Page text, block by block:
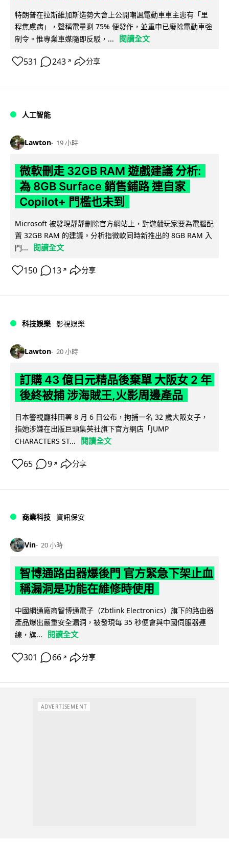
特朗普在拉斯維加斯造勢大會上公開嘲諷電動車車主患有「里
程焦慮病」，聲稱電量剩 75% 便發作，並重申已廢除電動車強
制令。惟專業車媒隨即反駁，...
閱讀全文
531 243 ↗ 分享
人工智能
Lawton 19 小時
微軟刪走 32GB RAM 遊戲建議 分析:
為 8GB Surface 銷售鋪路 連自家
Copilot+ 門檻也未到
Microsoft 被發現靜靜刪除官方網站上，對遊戲玩家要為電腦配
置 32GB RAM 的建議。分析指微軟同時新推出的 8GB RAM 入
門...
閱讀全文
150 13 ↗ 分享
科技娛樂 影視娛樂
Lawton 20 小時
訂購 43 億日元精品後棄單 大阪女 2 年
後終被捕 涉海賊王,火影周邊產品
日本警視廳神田署 8 月 6 日公布，拘捕一名 32 歲大阪女子，
指她涉嫌在出版巨頭集英社旗下官方網店「JUMP
CHARACTERS ST...
閱讀全文
65 9 ↗ 分享
商業科技 資訊保安
Vin 20 小時
智博通路由器爆後門 官方緊急下架止血
稱漏洞是功能在維修時使用
中國網通廠商智博通電子（Zbtlink Electronics）旗下的路由器
產品爆出嚴重安全漏洞，被發現每 35 秒便會與中國伺服器連
線，旗...
閱讀全文
301 66 ↗ 分享
ADVERTISEMENT